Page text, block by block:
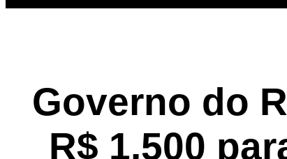
Governo do
R$ 1.500